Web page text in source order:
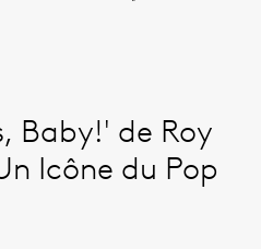
Baby!' de Roy
Icône du Pop